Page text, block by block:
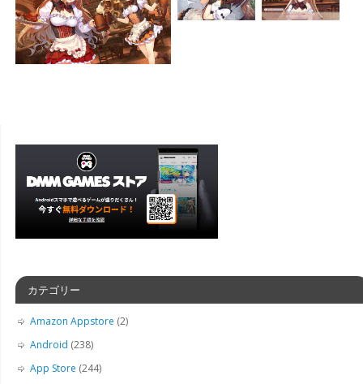
カテゴリー
Amazon Appstore (2)
Android (238)
App Store (244)